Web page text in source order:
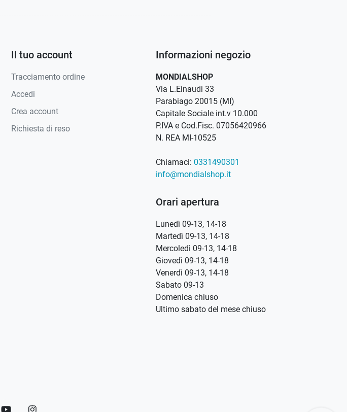
Il tuo account
Tracciamento ordine
Accedi
Crea account
Richiesta di reso
Informazioni negozio
MONDIALSHOP
Via L.Einaudi 33
Parabiago 20015 (MI)
Capitale Sociale int.v 10.000
P.IVA e Cod.Fisc. 07056420966
N. REA MI-10525
Chiamaci: 0331490301
info@mondialshop.it
Orari apertura
Lunedì 09-13, 14-18
Martedì 09-13, 14-18
Mercoledì 09-13, 14-18
Giovedì 09-13, 14-18
Venerdì 09-13, 14-18
Sabato 09-13
Domenica chiuso
Ultimo sabato del mese chiuso